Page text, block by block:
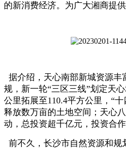
的新消费经济。为广大湘商提供
据介绍，天心南部新城资源丰
规，新一轮“三区三线”划定天
公里拓展至110.4平方公里，“
释放数万亩的土地空间；天心
动，总投资超千亿元，投资合作
前不久，长沙市自然资源和规